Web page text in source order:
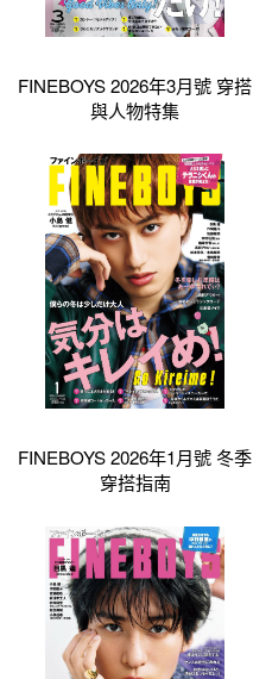
FINEBOYS 2026年3月號 穿搭
與人物特集
FINEBOYS 2026年1月號 冬季
穿搭指南